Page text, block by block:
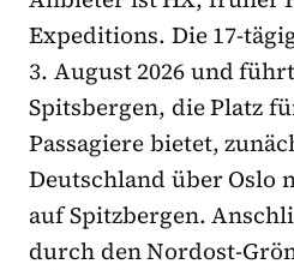
Expeditions. Die 17-
3. August 2026 und
Spitsbergen, die Platz
Passagiere bietet,
Deutschland über Oslo
auf Spitzbergen.
durch den Nordost-